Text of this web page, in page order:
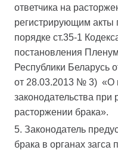
ответчика на
регистрирующим акты
порядке ст.35-1
постановления
Республики Беларусь
от 28.03.2013 № 3) «О
законодательства при
расторжении брака».
5. Законодатель
брака в органах загса